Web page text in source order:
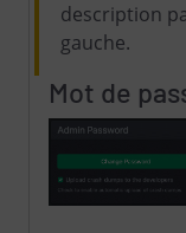
description
gauche.
Mot de